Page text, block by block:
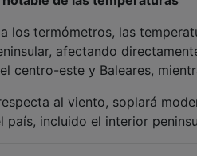
los termómetros, las
afectando
centro-este y Baleares,
al viento, soplará
país, incluido el interior